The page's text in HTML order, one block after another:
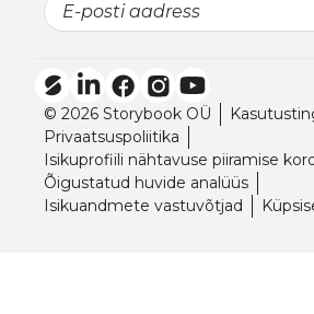
Email
© 2026 Storybook OÜ
Privaatsuspoliitika
Isikuprofiili nähtavuse piiramise
Õigustatud huvide analüüs
Isikuandmete vastuvõtjad